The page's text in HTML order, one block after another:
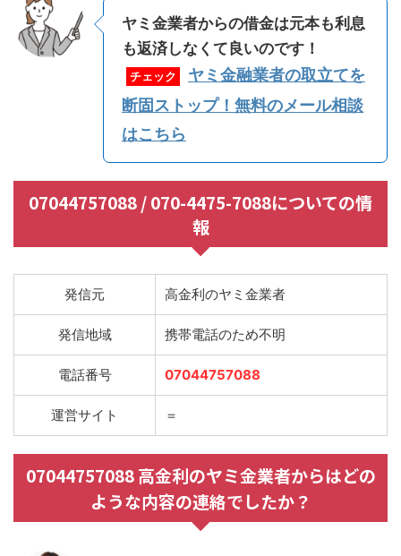
ヤミ金業者からの借金は元本も利息
も返済しなくて良いのです！
チェック
ヤミ金融業者の取立てを
断固ストップ！無料のメール相談
はこちら
07044757088 / 070-4475-7088についての情
報
発信元 高金利のヤミ金業者
発信地域 携帯電話のため不明
電話番号 07044757088
運営サイト ＝
07044757088 高金利のヤミ金業者からはどの
ような内容の連絡でしたか？